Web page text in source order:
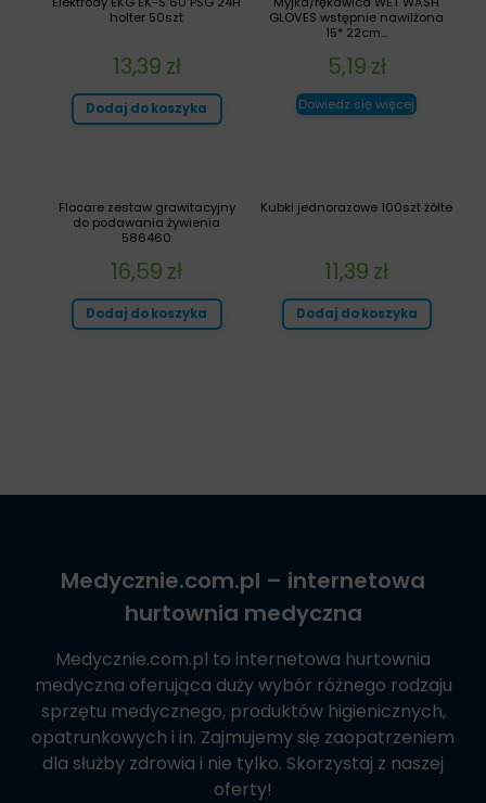
GLOVES wstępnie nawilżona
15* 22cm...
5,19 zł
Dowiedz się więcej
holter 50szt
13,39 zł
Dodaj do koszyka
Kubki jednorazowe 100szt żółte
11,39 zł
Dodaj do koszyka
Flocare zestaw grawitacyjny
do podawania żywienia
586460
16,59 zł
Dodaj do koszyka
Medycznie.com.pl – internetowa
hurtownia medyczna
Medycznie.com.pl to internetowa hurtownia
medyczna oferująca duży wybór różnego rodzaju
sprzętu medycznego, produktów higienicznych,
opatrunkowych i in. Zajmujemy się zaopatrzeniem
dla służby zdrowia i nie tylko. Skorzystaj z naszej
oferty!